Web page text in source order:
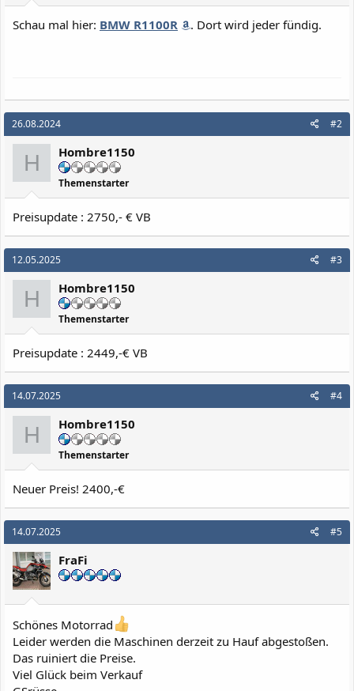
Schau mal hier: BMW R1100R . Dort wird jeder fündig.
26.08.2024 #2
H Hombre1150
Themenstarter
Preisupdate : 2750,- € VB
12.05.2025 #3
H Hombre1150
Themenstarter
Preisupdate : 2449,-€ VB
14.07.2025 #4
H Hombre1150
Themenstarter
Neuer Preis! 2400,-€
14.07.2025 #5
FraFi
Schönes Motorrad
Leider werden die Maschinen derzeit zu Hauf abgestoßen.
Das ruiniert die Preise.
Viel Glück beim Verkauf